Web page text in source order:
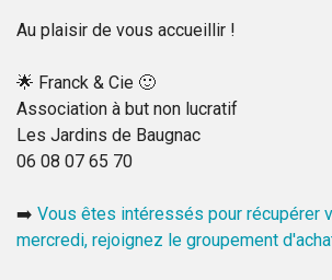
Au plaisir de vous accueillir !
🌟 Franck & Cie 🙂
Association à but non lucratif
Les Jardins de Baugnac
06 08 07 65 70
➡️ Vous êtes intéressés pour récupérer
mercredi, rejoignez le groupement